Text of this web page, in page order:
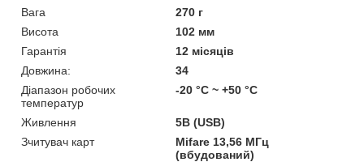
Вага
270 г
Висота
102 мм
Гарантія
12 місяців
Довжина:
34
Діапазон робочих
температур
-20 °C ~ +50 °C
Живлення
5В (USB)
Зчитувач карт
Mifare 13,56 МГц
(вбудований)